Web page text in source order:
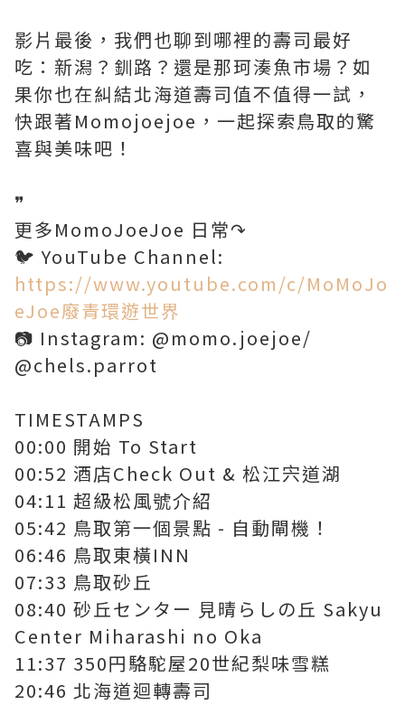
影片最後，我們也聊到哪裡的壽司最好
吃：新潟？釧路？還是那珂湊魚市場？如
果你也在糾結北海道壽司值不值得一試，
快跟著Momojoejoe，一起探索鳥取的驚
喜與美味吧！
❞
更多MomoJoeJoe 日常↷
🐦 YouTube Channel:
https://www.youtube.com/c/MoMoJo
eJoe廢青環遊世界
📷 Instagram: @momo.joejoe/
@chels.parrot
TIMESTAMPS
00:00 開始 To Start
00:52 酒店Check Out & 松江宍道湖
04:11 超級松風號介紹
05:42 鳥取第一個景點 - 自動閘機！
06:46 鳥取東橫INN
07:33 鳥取砂丘
08:40 砂丘センター 見晴らしの丘 Sakyu
Center Miharashi no Oka
11:37 350円駱駝屋20世紀梨味雪糕
20:46 北海道迴轉壽司